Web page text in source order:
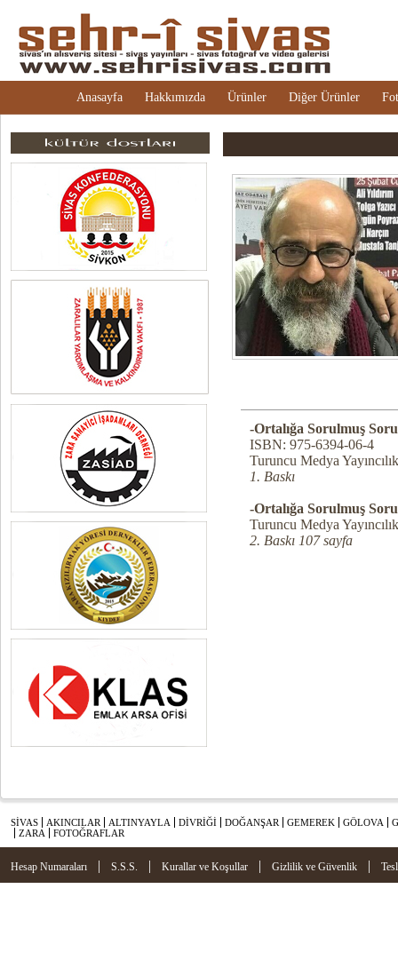
Anasayfa Hakkımızda Ürünler Diğer Ürünler
-Ortalığa Sorulmuş
ISBN: 975-6394-06-4
Turuncu Medya Yayıncılık
1. Baskı
-Ortalığa Sorulmuş
Turuncu Medya Yayıncılık
2. Baskı 107 sayfa
SİVAS AKINCILAR ALTINYAYLA DİVRİĞİ DOĞANŞAR GEMEREK GÖLOVA
ZARA
FOTOĞRAFLAR
Hesap Numaraları | S.S.S. | Kurallar ve Koşullar | Gizlilik ve Güvenlik |